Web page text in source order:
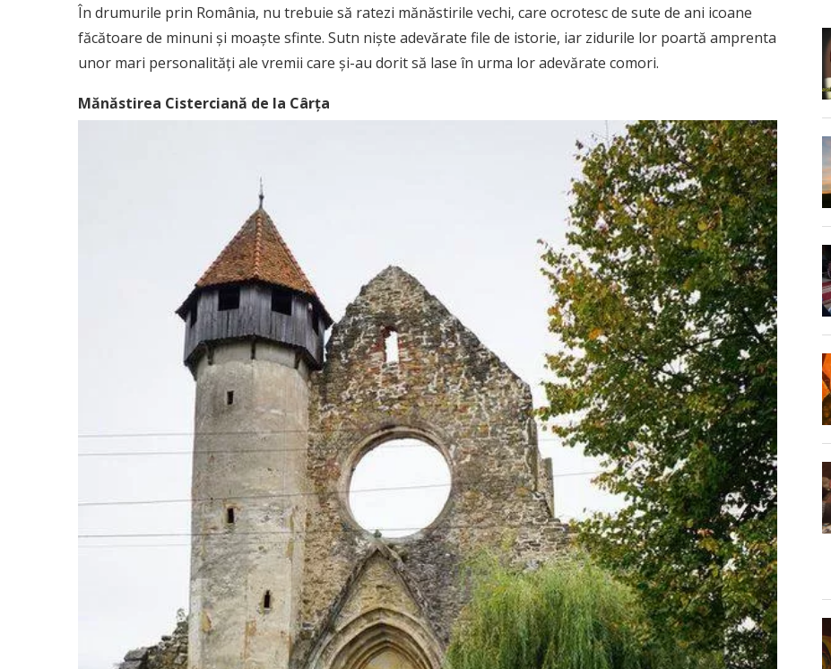
În drumurile prin România, nu trebuie să ratezi mănăstirile vechi, care ocrotesc de sute de ani icoane
făcătoare de minuni și moaște sfinte. Sutn niște adevărate file de istorie, iar zidurile lor poartă amprenta
unor mari personalități ale vremii care și-au dorit să lase în urma lor adevărate comori.
Mănăstirea Cisterciană de la Cârța